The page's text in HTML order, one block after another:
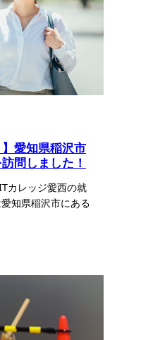
】愛知県稲沢市
問しました！
カレッジ愛西の就
知県稲沢市にある